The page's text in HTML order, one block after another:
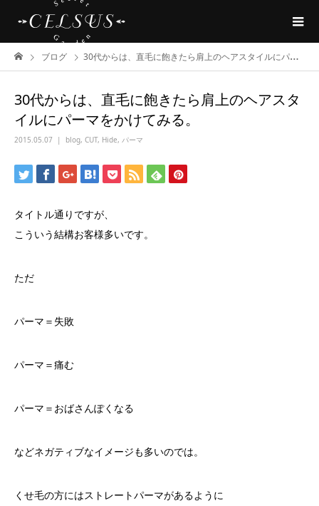
ブログ 30代からは、直毛に飽きたら肩上のヘアスタイルにパーマをかけてみる。
30代からは、直毛に飽きたら肩上のヘアスタ
イルにパーマをかけてみる。
2015.05.07 blog, CUT, Hide, パーマ
タイトル通りですが、
こういう結構お客様多いです。
ただ
パーマ＝失敗
パーマ＝痛む
パーマ＝おばさんぽくなる
などネガティブなイメージも多いのでは。
くせ毛の方にはストレートパーマがあるように